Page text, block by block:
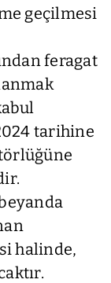
geçilmesi
feragat
tarihine
halinde,